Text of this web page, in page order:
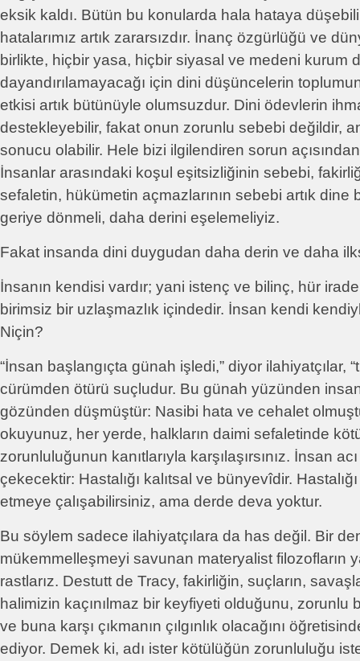
eksik kaldı. Bütün bu konularda hala hataya
hatalarımız artık zararsızdır. İnanç özgürlüğü ve
birlikte, hiçbir yasa, hiçbir siyasal ve medeni kurum
dayandırılamayacağı için dini düşüncelerin
etkisi artık bütünüyle olumsuzdur. Dini ödevlerin
destekleyebilir, fakat onun zorunlu sebebi değildir,
sonucu olabilir. Hele bizi ilgilendiren sorun
İnsanlar arasındaki koşul eşitsizliğinin sebebi,
sefaletin, hükümetin açmazlarının sebebi artık dine
geriye dönmeli, daha derini eşelemeliyiz.
Fakat insanda dini duygudan daha derin ve daha
İnsanın kendisi vardır; yani istenç ve bilinç, hür
birimsiz bir uzlaşmazlık içindedir. İnsan kendi
Niçin?
“İnsan başlangıçta günah işledi,” diyor ilahiyatçılar,
cürümden ötürü suçludur. Bu günah yüzünden
gözünden düşmüştür: Nasibi hata ve cehalet
okuyunuz, her yerde, halkların daimi sefaletinde
zorunluluğunun kanıtlarıyla karşılaşırsınız. İnsan
çekecektir: Hastalığı kalıtsal ve bünyevîdir.
etmeye çalışabilirsiniz, ama derde deva yoktur.
Bu söylem sadece ilahiyatçılara da has değil. Bir
mükemmelleşmeyi savunan materyalist filozofların
rastlarız. Destutt de Tracy, fakirliğin, suçların,
halimizin kaçınılmaz bir keyfiyeti olduğunu, zorunlu
ve buna karşı çıkmanın çılgınlık olacağını
ediyor. Demek ki, adı ister kötülüğün zorunluluğu